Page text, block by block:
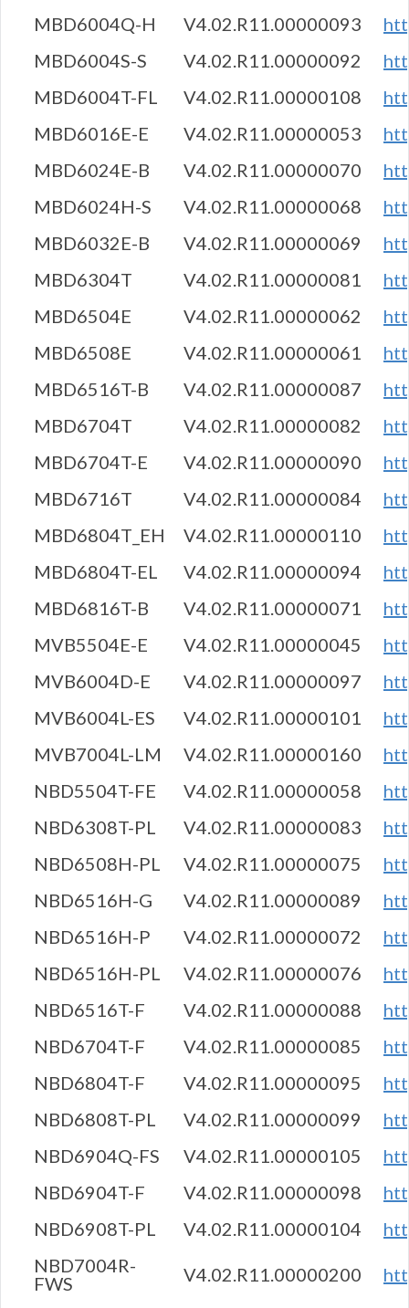
MBD6004Q-H V4.02.R11.00000093
MBD6004S-S
V4.02.R11.00000092
MBD6004T-FL
V4.02.R11.00000108
MBD6016E-E
V4.02.R11.00000053
MBD6024E-B
V4.02.R11.00000070
MBD6024H-S
V4.02.R11.00000068
MBD6032E-B
V4.02.R11.00000069
MBD6304T
V4.02.R11.00000081
MBD6504E
V4.02.R11.00000062
MBD6508E
V4.02.R11.00000061
MBD6516T-B
V4.02.R11.00000087
MBD6704T
V4.02.R11.00000082
MBD6704T-E
V4.02.R11.00000090
MBD6716T
V4.02.R11.00000084
MBD6804T_EH
V4.02.R11.00000110
MBD6804T-EL
V4.02.R11.00000094
MBD6816T-B
V4.02.R11.00000071
MVB5504E-E
V4.02.R11.00000045
MVB6004D-E
V4.02.R11.00000097
MVB6004L-ES
V4.02.R11.00000101
MVB7004L-LM
V4.02.R11.00000160
NBD5504T-FE
V4.02.R11.00000058
NBD6308T-PL
V4.02.R11.00000083
NBD6508H-PL
V4.02.R11.00000075
NBD6516H-G
V4.02.R11.00000089
NBD6516H-P
V4.02.R11.00000072
NBD6516H-PL
V4.02.R11.00000076
NBD6516T-F
V4.02.R11.00000088
NBD6704T-F
V4.02.R11.00000085
NBD6804T-F
V4.02.R11.00000095
NBD6808T-PL
V4.02.R11.00000099
NBD6904Q-FS
V4.02.R11.00000105
NBD6904T-F
V4.02.R11.00000098
NBD6908T-PL
V4.02.R11.00000104
NBD7004R-
FWS
V4.02.R11.00000200